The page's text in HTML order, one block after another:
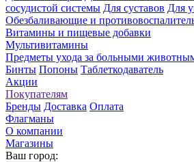
сосудистой системы Для суставов Для
Обезбаливающие и
Витамины и пищевые добавки
Мультивитамины
Предметы ухода за больными
Бинты Попоны Таблеткодаватель
Акции
Покупателям
Бренды Доставка Оплата
Флагманы
О компании
Магазины
Ваш город: